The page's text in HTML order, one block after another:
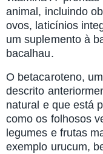
animal, incluindo
ovos, laticínios
um suplemento à
bacalhau.
O betacaroteno,
descrito
natural e que está
como os folhosos
legumes e frutas
exemplo urucum,